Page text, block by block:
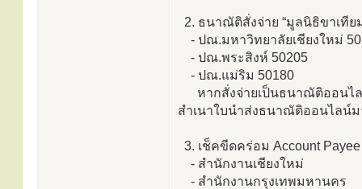
2. ธนาณัติสั่งจ่าย “มูลนิธิขาเทีย
- ปณ.มหาวิทยาลัยเชียงใหม่
- ปณ.พระสิงห์ 50205
- ปณ.แม่ริม 50180
หากสั่งจ่ายเป็นธนาณัติออนไล
สำเนาใบนำส่งธนาณัติออนไลน์
3. เช็คขีดคร่อม Account
- สำนักงานเชียงใหม่
- สำนักงานกรุงเทพมหานคร